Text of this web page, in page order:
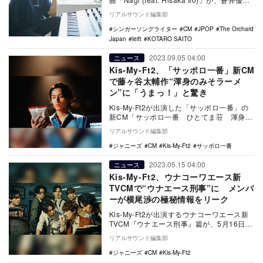
出演するかどや…
リアルサウンド編集部
シンガーソングライター
CM JPOP
The Orchard
Japan
leift KOTARO SAITO
ニュース 2023.09.05 04:00
Kis-My-Ft2、「サッポロ一番」新CM
で藤ヶ谷太輔作“渾身のみそラーメ
ン”に「うまっ！」と驚き
Kis-My-Ft2が出演した「サッポロ一番」の
新CM「サッポロ一番 ひとてま荘 渾身の
みそ」篇が9月7日より、「サッポロ一番
…
リアルサウンド編集部
ジャニーズ
CM Kis-My-Ft2 サッポロ一番
ニュース 2023.05.15 04:00
Kis-My-Ft2、ウナコーワエース新
TVCMで“ウナエース刑事”に メンバ
ーが横尾渉の極秘情報をリーク
Kis-My-Ft2が出演するウナコーワエース新
TVCM『ウナエース刑事』篇が、5月16日よ
リアルサウンド編集部
ジャニーズ
CM Kis-My-Ft2